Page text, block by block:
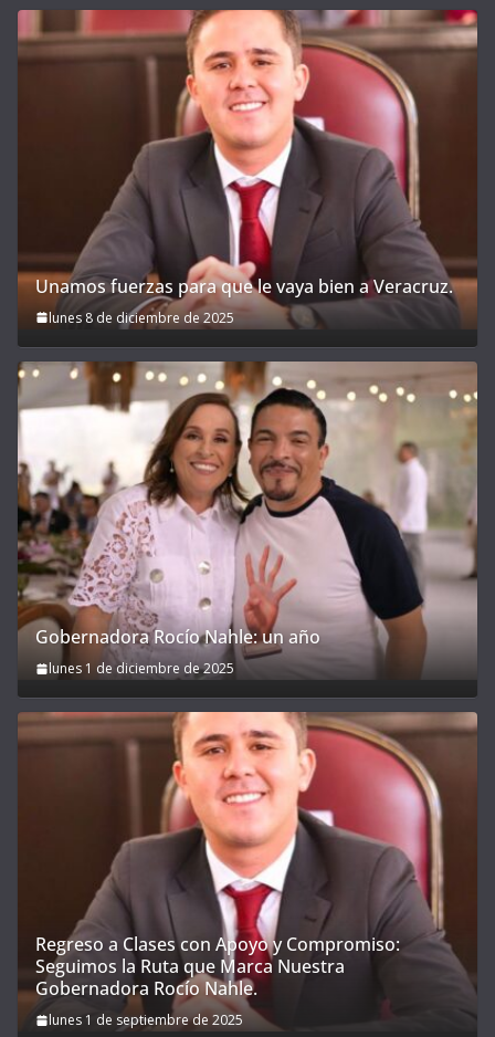
Unamos fuerzas para que le vaya bien a Veracruz.
lunes 8 de diciembre de 2025
Gobernadora Rocío Nahle: un año
lunes 1 de diciembre de 2025
Regreso a Clases con Apoyo y Compromiso:
Seguimos la Ruta que Marca Nuestra
Gobernadora Rocío Nahle.
lunes 1 de septiembre de 2025